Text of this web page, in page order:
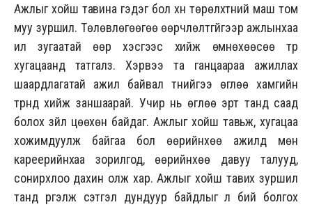
Ажлыг хойш тавина гэдэг бол хүн төрөлхтний маш том
муу зуршил. Төлөвлөгөөгөө өөрчлөлтгүйгээр ажлынхаа
илүү зугаатай өөр хэсгээс хийж өмнөхөөсөө түр
хугацаанд татгалз. Хэрвээ та ганцаараа ажиллах
шаардлагатай ажил байвал түүнийгээ өглөө хамгийн
түрүүнд хийж заншаарай. Учир нь өглөө эрт танд саад
болох зүйл цөөхөн байдаг. Ажлыг хойш тавьж, хугацаа
хожимдуулж байгаа бол өөрийнхөө ажилд мөн
кареерийнхаа зорилгод, өөрийнхөө давуу талууд,
сонирхлоо дахин олж хар. Ажлыг хойш тавих зуршил
танд үргэлж сэтгэл дундуур байдлыг л бий болгох